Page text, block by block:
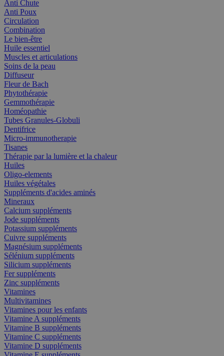
Anti Chute
Anti Poux
Circulation
Combination
Le bien-être
Huile essentiel
Muscles et articulations
Soins de la peau
Diffuseur
Fleur de Bach
Phytothérapie
Gemmothérapie
Homéopathie
Tubes Granules-Globuli
Dentifrice
Micro-immunotherapie
Tisanes
Thérapie par la lumière et la chaleur
Huiles
Oligo-elements
Huiles végétales
Suppléments d'acides aminés
Mineraux
Calcium suppléments
Jode suppléments
Potassium suppléments
Cuivre suppléments
Magnésium suppléments
Sélénium suppléments
Silicium suppléments
Fer suppléments
Zinc suppléments
Vitamines
Multivitamines
Vitamines pour les enfants
Vitamine A suppléments
Vitamine B suppléments
Vitamine C suppléments
Vitamine D suppléments